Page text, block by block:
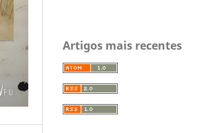
Artigos mais recentes